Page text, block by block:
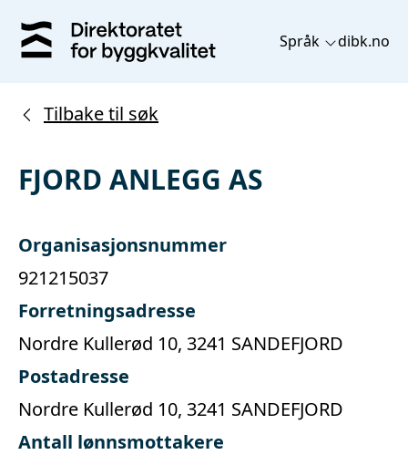
Språk dibk.no
Tilbake til søk
FJORD ANLEGG AS
Organisasjonsnummer
921215037
Forretningsadresse
Nordre Kullerød 10, 3241 SANDEFJORD
Postadresse
Nordre Kullerød 10, 3241 SANDEFJORD
Antall lønnsmottakere